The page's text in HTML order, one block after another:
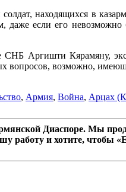
находящихся в
даже если его невозможно
СНБ Аргишти Кярамяну,
вопросов, возможно,
, Армия, Война, Арцах
Диаспоре. Мы
работу и хотите, чтобы